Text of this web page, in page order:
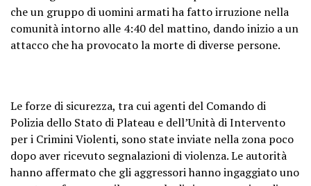
che un gruppo di uomini armati ha fatto irruzione nella
comunità intorno alle 4:40 del mattino, dando inizio a un
attacco che ha provocato la morte di diverse persone.
Le forze di sicurezza, tra cui agenti del Comando di
Polizia dello Stato di Plateau e dell’Unità di Intervento
per i Crimini Violenti, sono state inviate nella zona poco
dopo aver ricevuto segnalazioni di violenza. Le autorità
hanno affermato che gli aggressori hanno ingaggiato uno